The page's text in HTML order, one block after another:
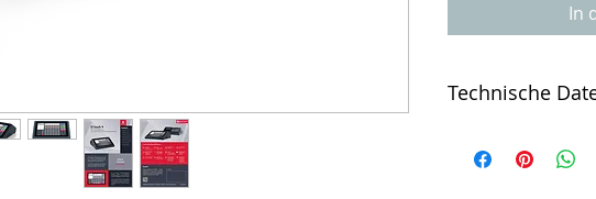
In
Technische
Arbeitsspeicher 2